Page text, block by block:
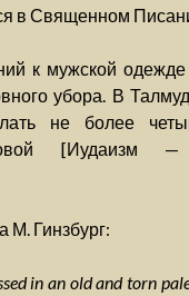
в Священном
к мужской одежде
убора. В
не более
[Иудаизм
М. Гинзбург:
in an old and torn